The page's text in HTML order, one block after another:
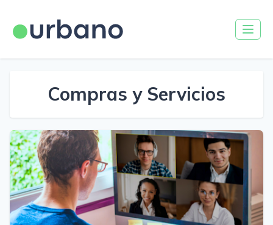
Compras y Servicios